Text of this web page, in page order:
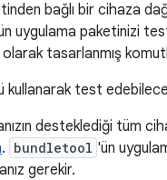
bağlı bir cihaza
uygulama paketinizi
tasarlanmış
kullanarak test
desteklediği tüm
. bundletool 'ün
gerekir.